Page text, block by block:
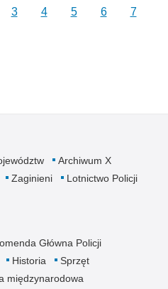
3 4 5 6 7
Archiwum X
Zaginieni
Lotnictwo Policji
Główna Policji
Historia
Sprzęt
międzynarodowa